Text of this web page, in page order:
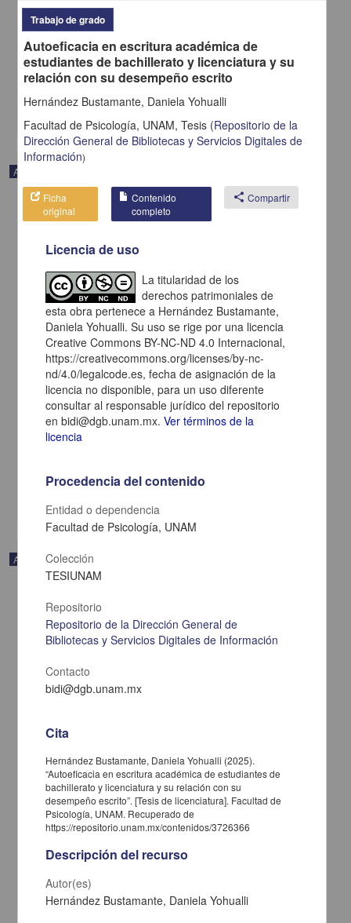
Juanita; Rojas Paguanquiza, Karla Liseth; Rojas Paguanquiza,
Donald Jehison; Quintero Cabrera, Yuly Mabel; Pantoja Chazatar,
Lency Yurani; Moreno Gómez, Germán Alberto - Facultad de
Medicina, UNAM
2025-01-05
Medicina y Ciencias de la Salud
Artículo
Oportunidades de la inteligencia artificial en los posgrados de
medicina deportiva y áreas afines
Bustos-Viviescas, Brian Johan; García Yerena, Carlos Enrique;
Villamizar Navarro, Amalia - Facultad de Medicina, UNAM
Artículo
Trayectorias académicas de tres generaciones de una licenciatura
en Medicina durante la pandemia por COVID-19
Bautista-Rodríguez, Gabriela; Fortoul, Teresa Imelda - Facultad de
Medicina, UNAM
Medicina y Ciencias de la Salud
Trabajo de grado
Autoeficacia en escritura académica de
estudiantes de bachillerato y licenciatura y su
relación con su desempeño escrito
Hernández Bustamante, Daniela Yohualli
Facultad de Psicología, UNAM, Tesis (Repositorio de la
Dirección General de Bibliotecas y Servicios Digitales de
Información)
Ficha
original
Contenido
completo
share Compartir
Licencia de uso
La titularidad de los
derechos patrimoniales de
esta obra pertenece a Hernández Bustamante,
Daniela Yohualli. Su uso se rige por una licencia
Creative Commons BY-NC-ND 4.0 Internacional,
https://creativecommons.org/licenses/by-nc-
nd/4.0/legalcode.es, fecha de asignación de la
licencia no disponible, para un uso diferente
consultar al responsable jurídico del repositorio
en bidi@dgb.unam.mx.Ver términos de la
licencia
Procedencia del contenido
Entidad o dependencia
Facultad de Psicología, UNAM
Colección
TESIUNAM
Repositorio
Repositorio de la Dirección General de
Bibliotecas y Servicios Digitales de Información
Contacto
bidi@dgb.unam.mx
Cita
Hernández Bustamante, Daniela Yohualli (2025).
“Autoeficacia en escritura académica de estudiantes de
bachillerato y licenciatura y su relación con su
desempeño escrito”. [Tesis de licenciatura]. Facultad de
Psicología, UNAM. Recuperado de
https://repositorio.unam.mx/contenidos/3726366
Descripción del recurso
Autor(es)
Hernández Bustamante, Daniela Yohualli